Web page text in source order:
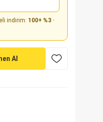
indirim: 100+ %3 ·
Al